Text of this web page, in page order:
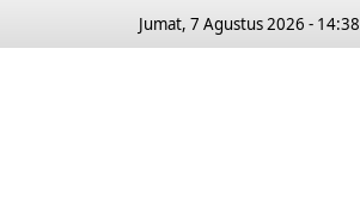
Jumat, 7 Agustus 2026 - 14:38